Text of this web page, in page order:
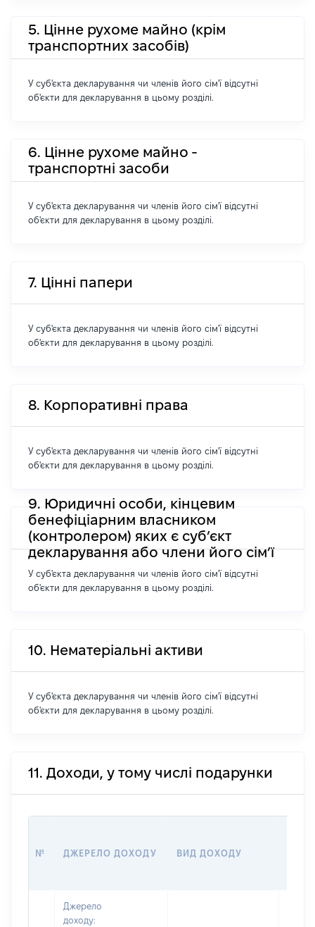
5. Цінне рухоме майно (крім
транспортних засобів)
У суб'єкта декларування чи членів його сім'ї відсутні
об'єкти для декларування в цьому розділі.
6. Цінне рухоме майно -
транспортні засоби
У суб'єкта декларування чи членів його сім'ї відсутні
об'єкти для декларування в цьому розділі.
7. Цінні папери
У суб'єкта декларування чи членів його сім'ї відсутні
об'єкти для декларування в цьому розділі.
8. Корпоративні права
У суб'єкта декларування чи членів його сім'ї відсутні
об'єкти для декларування в цьому розділі.
9. Юридичні особи, кінцевим
бенефіціарним власником
(контролером) яких є суб’єкт
декларування або члени його сім’ї
У суб'єкта декларування чи членів його сім'ї відсутні
об'єкти для декларування в цьому розділі.
10. Нематеріальні активи
У суб'єкта декларування чи членів його сім'ї відсутні
об'єкти для декларування в цьому розділі.
11. Доходи, у тому числі подарунки
№ ДЖЕРЕЛО ДОХОДУ ВИД ДОХОДУ
Джерело
доходу: